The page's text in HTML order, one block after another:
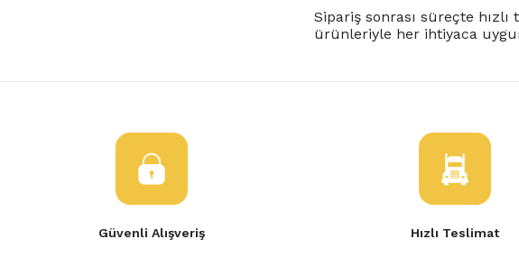
Sipariş sonrası süreçte
ürünleriyle her ihtiyaca
Güvenli Alışveriş Hızlı Teslimat